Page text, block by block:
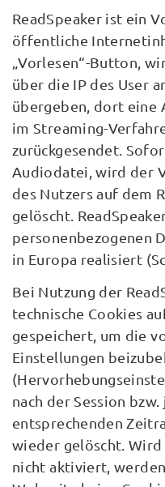
ReadSpeaker ist ein
öffentliche
„Vorlesen“-Button,
über die IP des User
übergeben, dort eine
im Streaming-
zurückgesendet.
Audiodatei, wird der
des Nutzers auf dem
gelöscht.
personenbezogenen
in Europa realisiert
Bei Nutzung der
technische Cookies
gespeichert, um die
Einstellungen
nach der Session
entsprechenden
wieder gelöscht. Wird
nicht aktiviert,